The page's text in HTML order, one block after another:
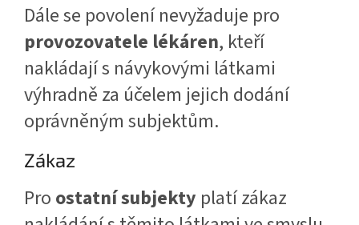
Dále se povolení nevyžaduje pro
provozovatele lékáren, kteří
nakládají s návykovými látkami
výhradně za účelem jejich dodání
oprávněným subjektům.
Zákaz
Pro ostatní subjekty platí zákaz